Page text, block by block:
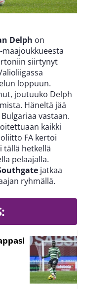
Delph on
siirtynyt
loppuun.
joutuuko Delph
Häneltä jää
vastaan.
kaikki
FA kertoi
tällä hetkellä
pelaajalla.
jatkaa
ryhmällä.